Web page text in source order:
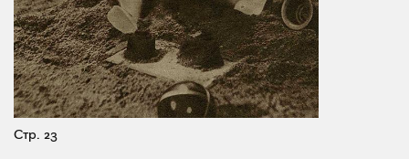
Стр. 23